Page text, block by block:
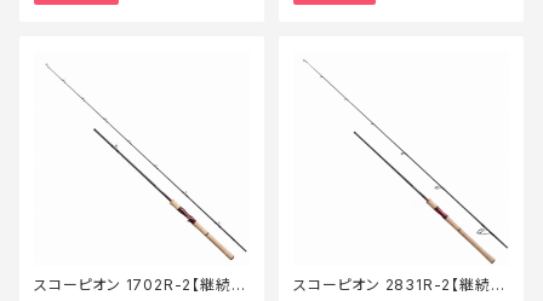
スコーピオン 1702R-2【継続セ
スコーピオン 2831R-2【継続セ